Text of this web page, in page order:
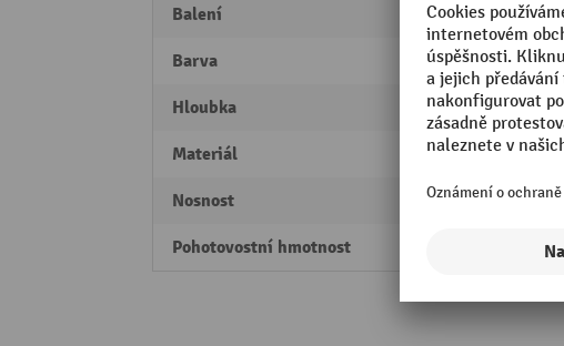
Balení 1 Stk
Barva červená
Hloubka 1220 mm
Materiál Ocel
Nosnost 1000 kg
Pohotovostní hmotnost